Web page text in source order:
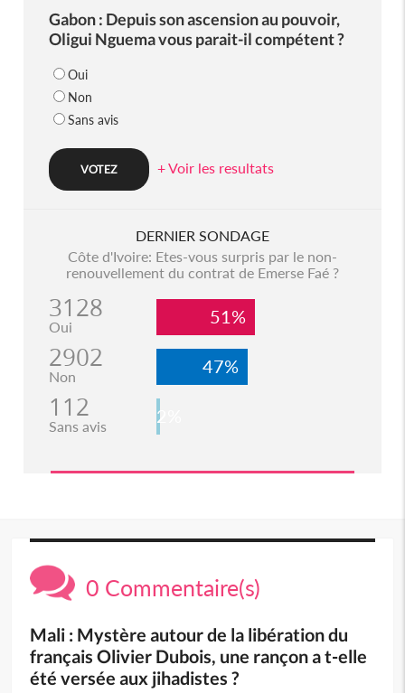
Gabon : Depuis son ascension au pouvoir,
Oligui Nguema vous parait-il compétent ?
Oui
Non
Sans avis
+ Voir les resultats
DERNIER SONDAGE
Côte d'Ivoire: Etes-vous surpris par le non-
renouvellement du contrat de Emerse Faé ?
3128
Oui 51%
2902
Non 47%
112
Sans avis 2%
0 Commentaire(s)
Mali : Mystère autour de la libération du
français Olivier Dubois, une rançon a t-elle
été versée aux jihadistes ?